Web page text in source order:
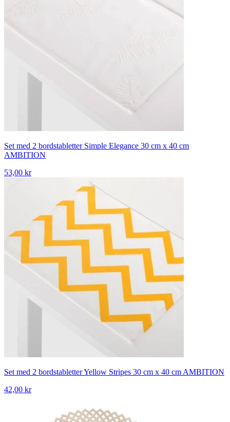
Set med 2 bordstabletter Simple Elegance 30 cm x 40 cm
AMBITION
53,00 kr
Set med 2 bordstabletter Yellow Stripes 30 cm x 40 cm AMBITION
42,00 kr